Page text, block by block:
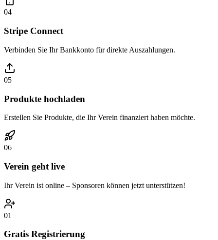
04
Stripe Connect
Verbinden Sie Ihr Bankkonto für direkte Auszahlungen.
05
Produkte hochladen
Erstellen Sie Produkte, die Ihr Verein finanziert haben möchte.
06
Verein geht live
Ihr Verein ist online – Sponsoren können jetzt unterstützen!
01
Gratis Registrierung